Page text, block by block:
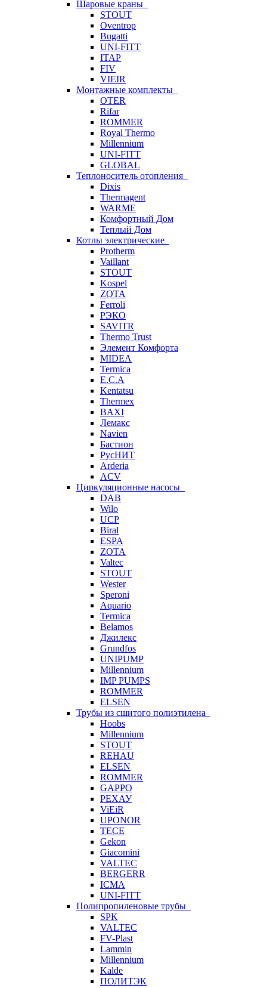
Шаровые краны
STOUT
Oventrop
Bugatti
UNI-FITT
ITAP
FIV
VIEIR
Монтажные комплекты
OTER
Rifar
ROMMER
Royal Thermo
Millennium
UNI-FITT
GLOBAL
Теплоноситель отопления
Dixis
Thermagent
WARME
Комфортный Дом
Теплый Дом
Котлы электрические
Protherm
Vaillant
STOUT
Kospel
ZOTA
Ferroli
РЭКО
SAVITR
Thermo Trust
Элемент Комфорта
MIDEA
Termica
E.C.A
Kentatsu
Thermex
BAXI
Лемакс
Navien
Бастион
РусНИТ
Arderia
ACV
Циркуляционные насосы
DAB
Wilo
UCP
Biral
ESPA
ZOTA
Valtec
STOUT
Wester
Speroni
Aquario
Termica
Belamos
Джилекс
Grundfos
UNIPUMP
Millennium
IMP PUMPS
ROMMER
ELSEN
Трубы из сшитого полиэтилена
Hoobs
Millennium
STOUT
REHAU
ELSEN
ROMMER
GAPPO
РЕХАУ
ViEiR
UPONOR
TECE
Gekon
Giacomini
VALTEC
BERGERR
ICMA
UNI-FITT
Полипропиленовые трубы
SPK
VALTEC
FV-Plast
Lammin
Millennium
Kalde
ПОЛИТЭК